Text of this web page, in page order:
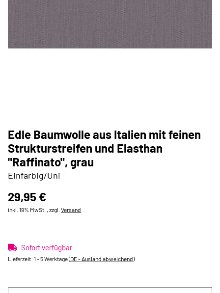
Edle Baumwolle aus Italien mit feinen
Strukturstreifen und Elasthan
"Raffinato", grau
Einfarbig/Uni
29,95 €
inkl. 19% MwSt. , zzgl. Versand
Sofort verfügbar
Lieferzeit: 1 - 5 Werktage(DE - Ausland abweichend)